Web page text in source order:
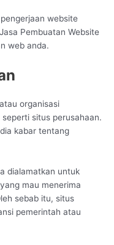
website
Pembuatan Website
web anda.
organisasi
situs perusahaan.
kabar tentang
dialamatkan untuk
mau menerima
sebab itu, situs
pemerintah atau